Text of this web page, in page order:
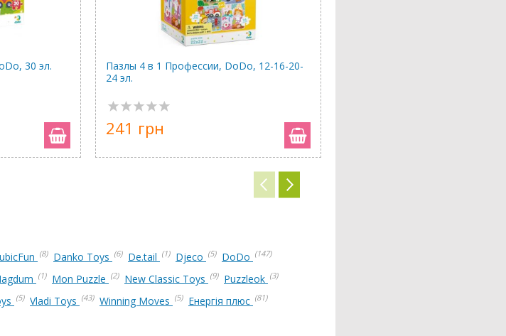
30 эл.
Пазлы 4 в 1 Профессии, DoDo, 12-16-20-
24 эл.
241 грн
(8) Danko Toys (6) De.tail (1) Djeco (5) DoDo (147)
(1) Mon Puzzle (2) New Classic Toys (9) Puzzleok (3)
(5) Vladi Toys (43) Winning Moves (5) Енергія плюс (81)